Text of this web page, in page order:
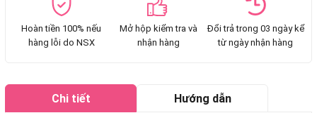
Hoàn tiền 100% nếu
hàng lỗi do NSX
Mở hộp kiểm tra và
nhận hàng
Đổi trả trong 03 ngày kể
từ ngày nhận hàng
Chi tiết Hướng dẫn